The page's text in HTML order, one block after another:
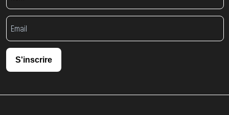
S'inscrire